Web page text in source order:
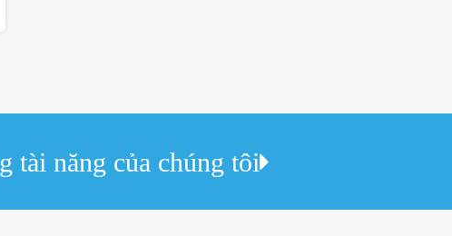
tài năng của chúng tôi